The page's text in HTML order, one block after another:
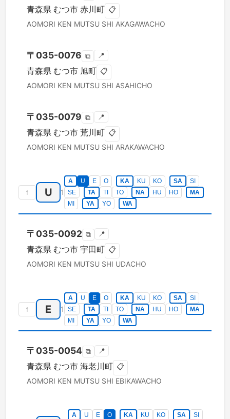
青森県 むつ市 赤川町 📋
AOMORI KEN MUTSU SHI AKAGAWACHO
〒 035-0076 ⧉ 📍
青森県 むつ市 旭町 📋
AOMORI KEN MUTSU SHI ASAHICHO
〒 035-0079 ⧉ 📍
青森県 むつ市 荒川町 📋
AOMORI KEN MUTSU SHI ARAKAWACHO
↑ U 1
A U E O KA KU KO SA
SI
SE
TA TI TO NA HU HO
MA
MI
YA YO WA
〒 035-0092 ⧉ 📍
青森県 むつ市 宇田町 📋
AOMORI KEN MUTSU SHI UDACHO
↑ E 1
A U E O KA KU KO SA
SI
SE
TA TI TO NA HU HO
MA
MI
YA YO WA
〒 035-0054 ⧉ 📍
青森県 むつ市 海老川町 📋
AOMORI KEN MUTSU SHI EBIKAWACHO
A U E O KA KU KO SA
SI